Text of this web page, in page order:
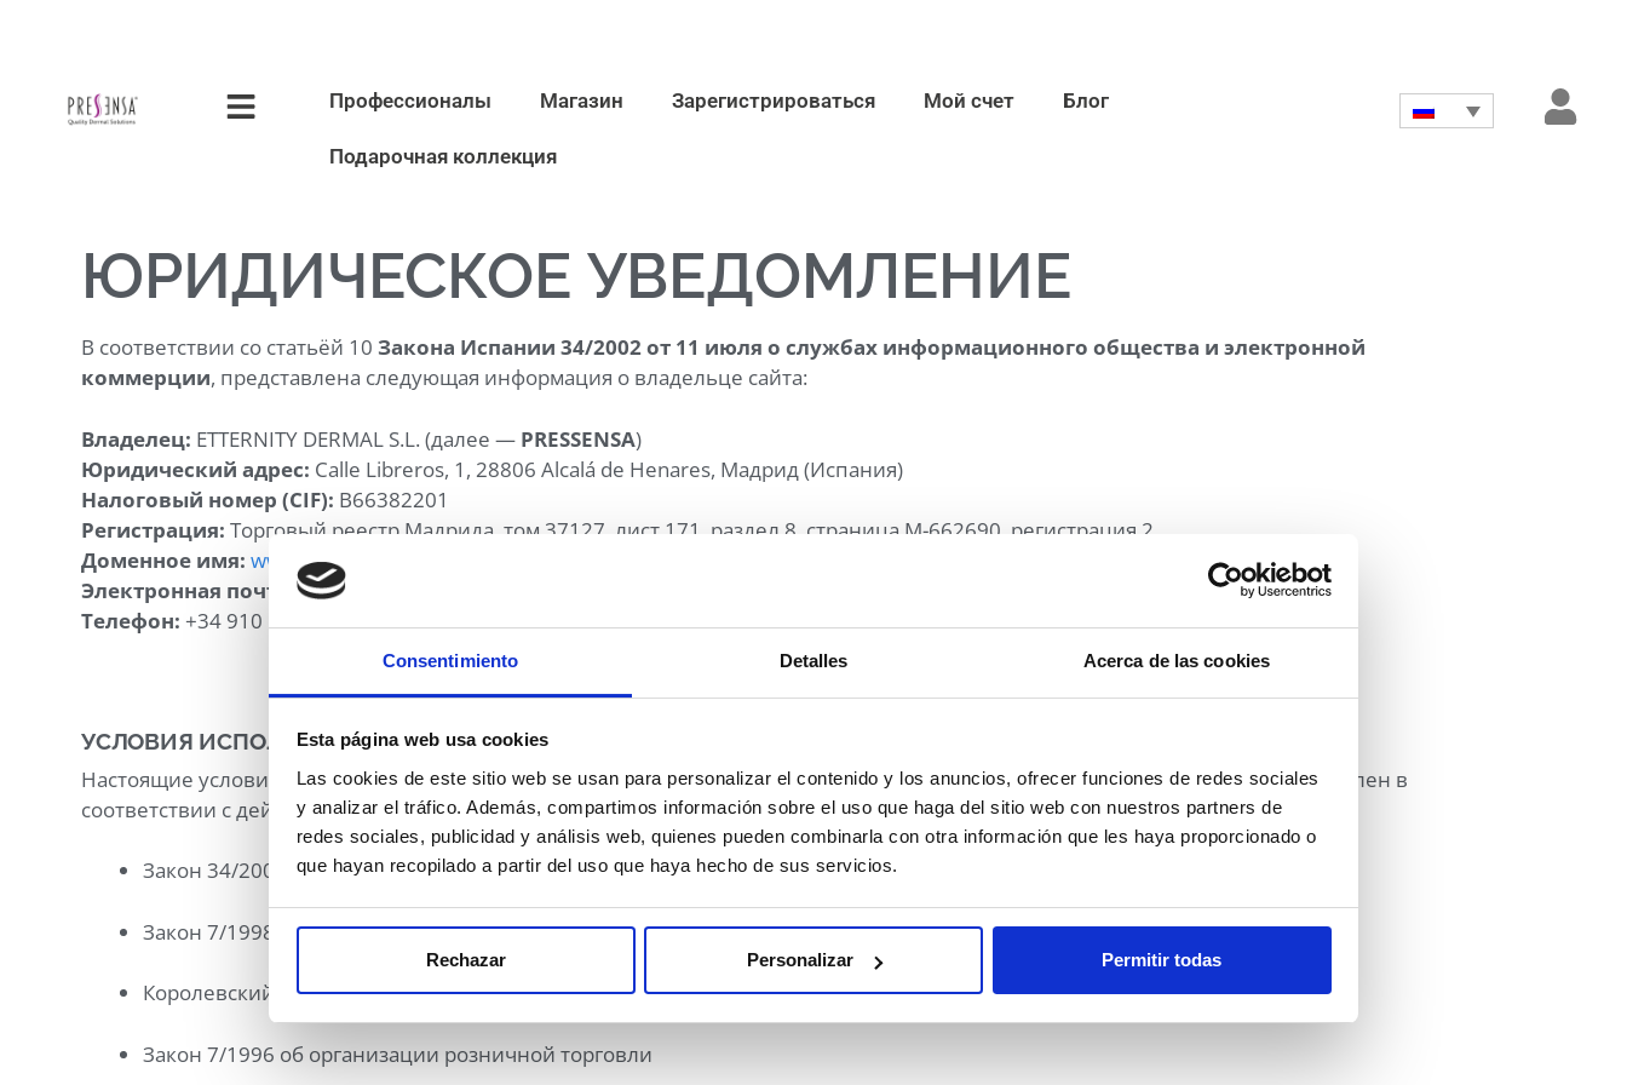
Consentimiento Detalles Acerca de las cookies
Esta página web usa cookies
Las cookies de este sitio web se usan para personalizar el contenido y los anuncios, ofrecer funciones de redes sociales
y analizar el tráfico. Además, compartimos información sobre el uso que haga del sitio web con nuestros partners de
redes sociales, publicidad y análisis web, quienes pueden combinarla con otra información que les haya proporcionado o
que hayan recopilado a partir del uso que haya hecho de sus servicios.
Rechazar Personalizar Permitir todas
Профессионалы Магазин Зарегистрироваться Мой счет Блог
Подарочная коллекция
ЮРИДИЧЕСКОЕ УВЕДОМЛЕНИЕ
В соответствии со статьёй 10 Закона Испании 34/2002 от 11 июля о службах информационного общества и электронной
коммерции, представлена следующая информация о владельце сайта:
Владелец: ETTERNITY DERMAL S.L. (далее — PRESSENSA)
Юридический адрес: Calle Libreros, 1, 28806 Alcalá de Henares, Мадрид (Испания)
Налоговый номер (CIF): B66382201
Регистрация: Торговый реестр Мадрида, том 37127, лист 171, раздел 8, страница M-662690, регистрация 2
Доменное имя: www.pressensa.shop
Электронная почта:
ecommerce@pressensa.com
Телефон: +34 910 172 669
УСЛОВИЯ ИСПОЛЬЗОВАНИЯ И ПРОДАЖ
Настоящие условия регулируют доступ к интернет-магазину PRESSENSA и покупки, совершаемые через него. Документ составлен в
соответствии с действующим законодательством:
Закон 34/2002 об информационных услугах и электронной торговле
Закон 7/1998 об общих условиях договоров
Королевский законодательный указ 1/2007 о защите прав потребителей
Закон 7/1996 об организации розничной торговли